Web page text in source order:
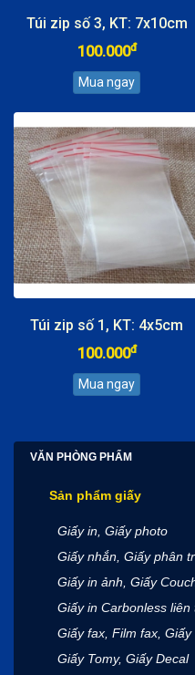
Túi zip số 3, KT: 7x10cm
100.000đ
Túi zip số 1, KT: 4x5cm
100.000đ
VĂN PHÒNG PHẨM
Sản phẩm giấy
Giấy in, Giấy photo
Giấy nhắn, Giấy phân
Giấy in ảnh, Giấy
Giấy in Carbonless liên
Giấy fax, Film fax, Giấy
Giấy Tomy, Giấy Decal